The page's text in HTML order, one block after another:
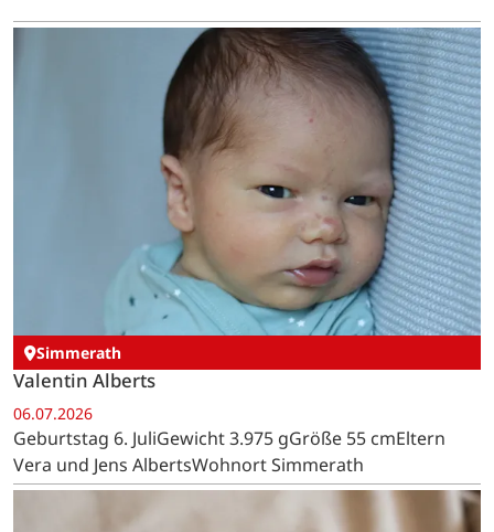
Simmerath
Valentin Alberts
06.07.2026
Geburtstag 6. JuliGewicht 3.975 gGröße 55 cmEltern
Vera und Jens AlbertsWohnort Simmerath